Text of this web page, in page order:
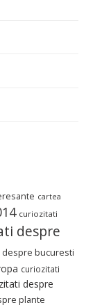
cartea
curiozitati
despre
despre bucuresti
curiozitati
despre
plante